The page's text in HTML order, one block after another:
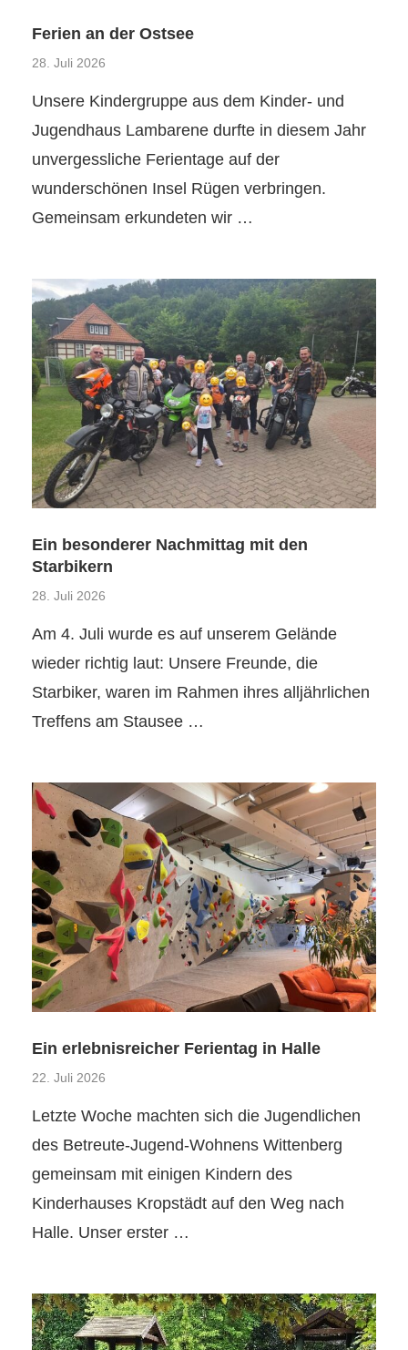
Ferien an der Ostsee
28. Juli 2026
Unsere Kindergruppe aus dem Kinder- und
Jugendhaus Lambarene durfte in diesem Jahr
unvergessliche Ferientage auf der
wunderschönen Insel Rügen verbringen.
Gemeinsam erkundeten wir …
Ein besonderer Nachmittag mit den
Starbikern
28. Juli 2026
Am 4. Juli wurde es auf unserem Gelände
wieder richtig laut: Unsere Freunde, die
Starbiker, waren im Rahmen ihres alljährlichen
Treffens am Stausee …
Ein erlebnisreicher Ferientag in Halle
22. Juli 2026
Letzte Woche machten sich die Jugendlichen
des Betreute-Jugend-Wohnens Wittenberg
gemeinsam mit einigen Kindern des
Kinderhauses Kropstädt auf den Weg nach
Halle. Unser erster …